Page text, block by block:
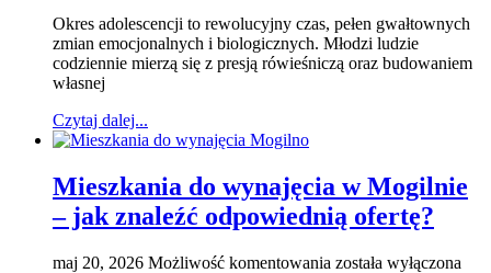
dorastania:
Kiedy
warto
Okres adolescencji to rewolucyjny czas, pełen gwałtownych
zmian emocjonalnych i biologicznych. Młodzi ludzie
codziennie mierzą się z presją rówieśniczą oraz budowaniem
własnej
Czytaj dalej...
Mieszkania do wynajęcia w Mogilnie
– jak znaleźć odpowiednią ofertę?
maj 20, 2026 Możliwość komentowania Mieszkania
została wyłączona